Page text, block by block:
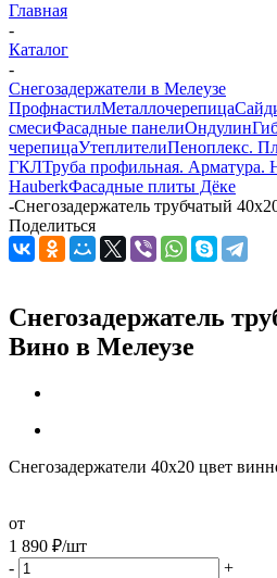
Главная
-
Каталог
-
Снегозадержатели в Мелеузе
ПрофнастилМеталлочерепица
смесиФасадные панелиОндулин
черепицаУтеплителиПеноплекс.
ГКЛТруба профильная. Арматура.
HauberkФасадные плиты Дёке
-Снегозадержатель трубчатый
Поделиться
Снегозадержатель
Вино в Мелеузе
Снегозадержатели 40х20 цвет
от
1 890 ₽/шт
-
+